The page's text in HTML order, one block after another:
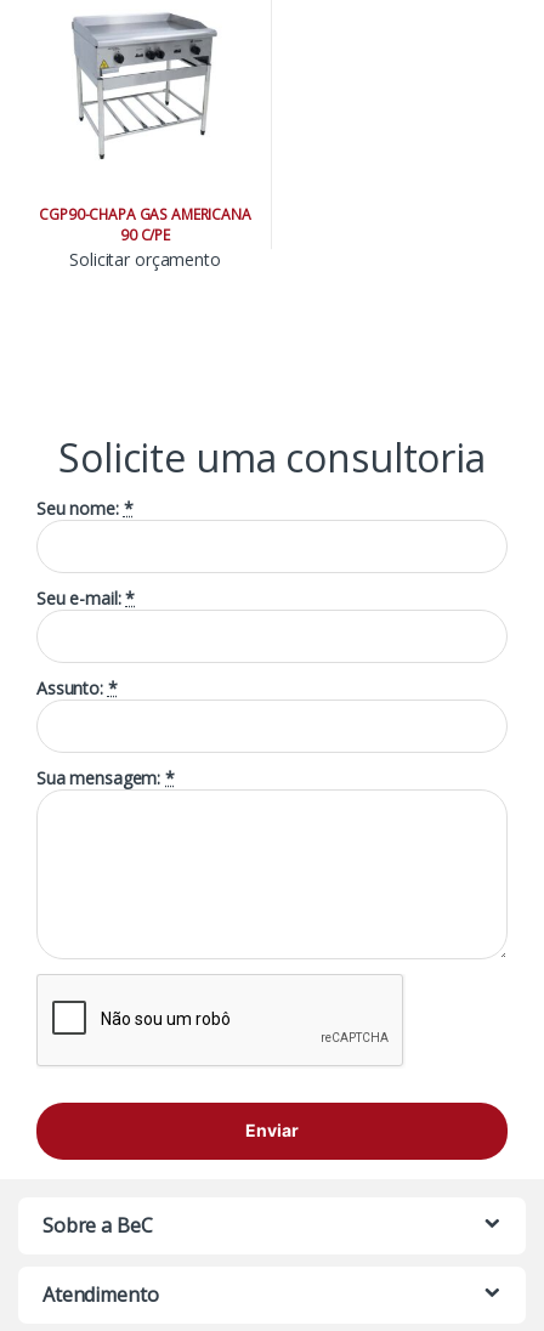
CGP90-CHAPA GAS AMERICANA
90 C/PE
Solicitar orçamento
Solicite uma consultoria
Seu nome: *
Seu e-mail:*
Assunto: *
Sua mensagem:*
Sobre a BeC
Atendimento